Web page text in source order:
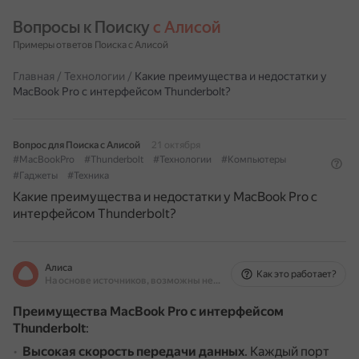
Вопросы к Поиску с Алисой
Примеры ответов Поиска с Алисой
Главная / Технологии / Какие преимущества и недостатки у
MacBook Pro с интерфейсом Thunderbolt?
Вопрос для Поиска с Алисой
21 октября
#MacBookPro
#Thunderbolt #Технологии
#Компьютеры
#Гаджеты
#Техника
Какие преимущества и недостатки у MacBook Pro с
интерфейсом Thunderbolt?
Алиса
На основе источников, возможны неточности
Как это работает?
Преимущества MacBook Pro с интерфейсом
Thunderbolt:
Высокая скорость передачи данных. Каждый порт